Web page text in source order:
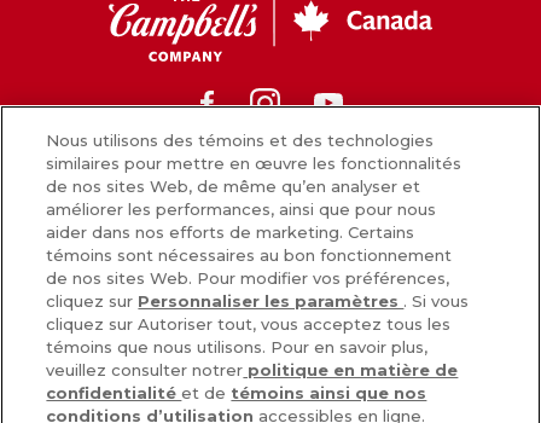
Canada
FacebookInstagram
Nouvelles
Comment nous préparons nos aliments
Carrières
Inscrivez-vous
Nous joindre
Nous utilisons des témoins et des technologies
similaires pour mettre en œuvre les fonctionnalités
de nos sites Web, de même qu’en analyser et
améliorer les performances, ainsi que pour nous
aider dans nos efforts de marketing. Certains
témoins sont nécessaires au bon fonctionnement
de nos sites Web. Pour modifier vos préférences,
cliquez sur Personnaliser les paramètres . Si vous
cliquez sur Autoriser tout, vous acceptez tous les
témoins que nous utilisons. Pour en savoir plus,
veuillez consulter notrer politique en matière de
confidentialitéet de témoins ainsi que nos
conditions d’utilisation accessibles en ligne.